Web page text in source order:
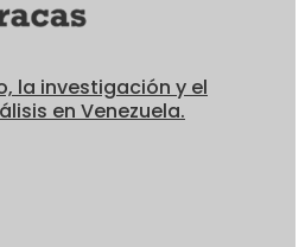
la investigación y el
en Venezuela.